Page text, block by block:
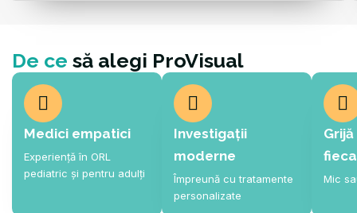
De ce să alegi ProVisual
Medici empatici
Experiență în ORL
pediatric și pentru adulți
Investigații
moderne
Împreună cu tratamente
personalizate
Mic